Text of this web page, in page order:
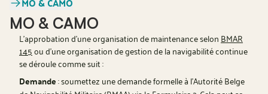
MO & CAMO
L'approbation d'une organisation de maintenance selon BMAR
145ou d'une organisation de gestion de la navigabilité continue
se déroule comme suit :
Demande: soumettez une demande formelle à l'Autorité Belge